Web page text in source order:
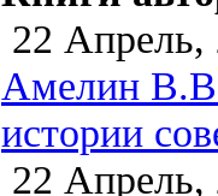
22 Апрель,
Амелин
истории
22 Апрель,